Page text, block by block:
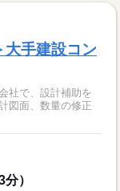
手建設コン
社で、設計補助を
図面、数量の修正
）